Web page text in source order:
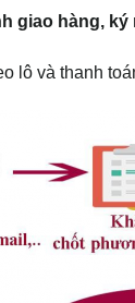
giao hàng,
lô và thanh